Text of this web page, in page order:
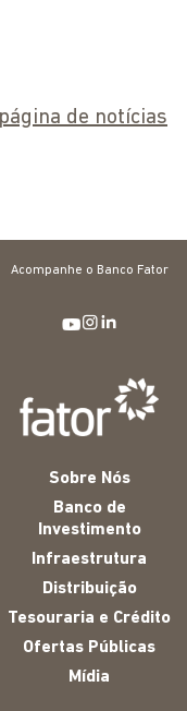
de notícias
Acompanhe o Banco Fator
Sobre Nós
Banco de
Investimento
Infraestrutura
Distribuição
Tesouraria e Crédito
Ofertas Públicas
Mídia